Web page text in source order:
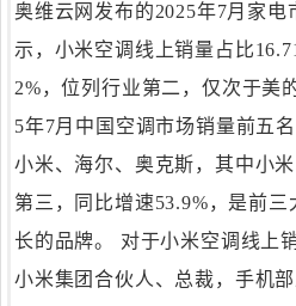
奥维云网发布的2025年7月家电
示，小米空调线上销量占比
2%，位列行业第二，仅次于美
5年7月中国空调市场销量前五
小米、海尔、奥克斯，其中小
第三，同比增速53.9%，是前
长的品牌。 对于小米空调线上
小米集团合伙人、总裁，手机